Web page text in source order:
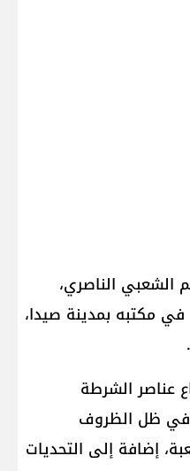
الشعبي الناصري،
في مكتبه بمدينة صيدا،
عناصر الشرطة
في ظل الظروف
إضافة إلى التحديات